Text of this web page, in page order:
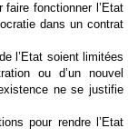
fonctionner l’Etat
dans un contrat
l’Etat soient limitées
ou d’un nouvel
ne se justifie
pour rendre l’Etat